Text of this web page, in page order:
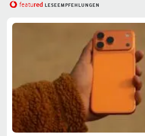
featured LESEEMPFEHLUNGEN